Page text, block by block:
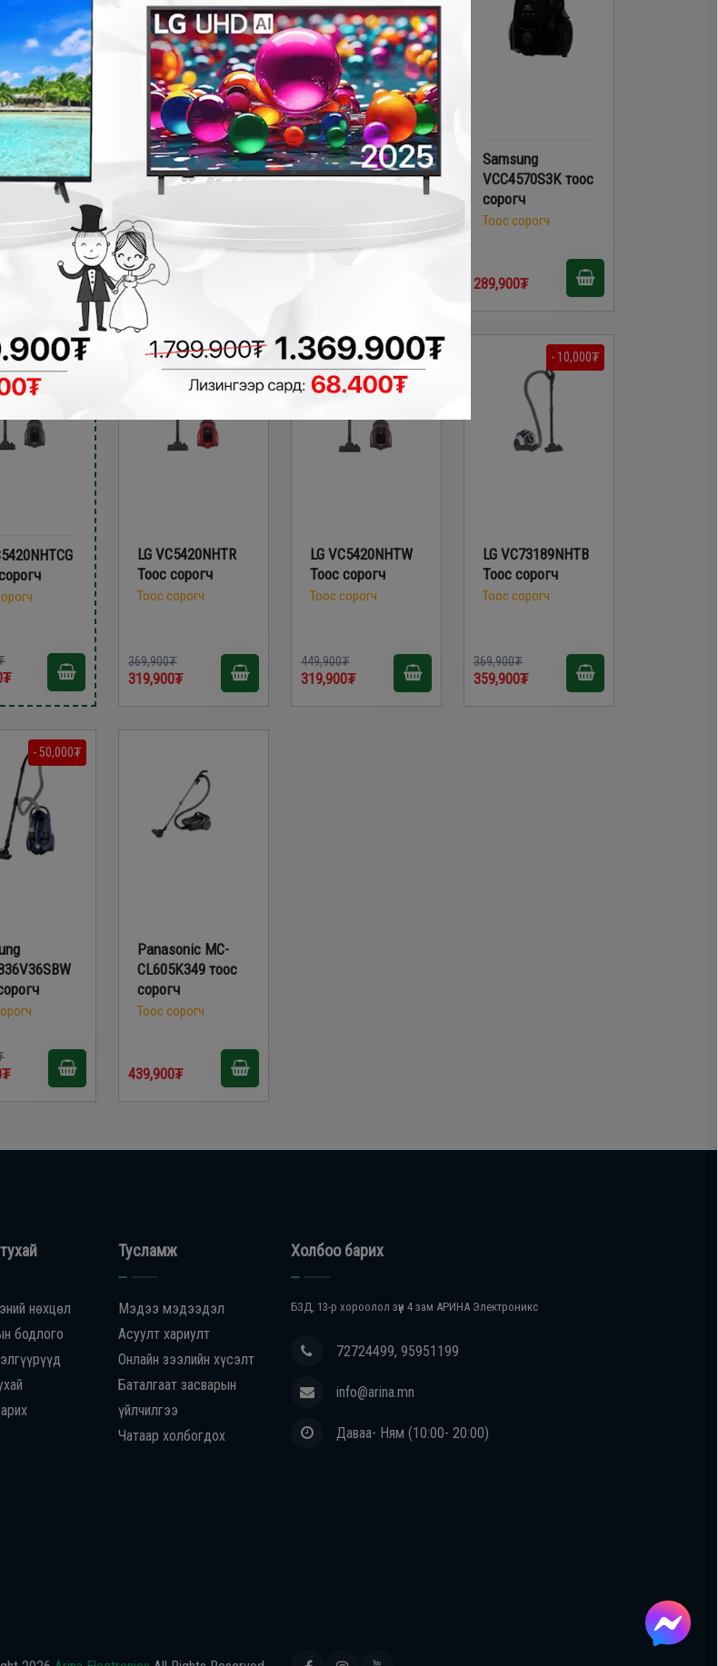
WF4700
нойтон
Midea
VCM40A16L тоос
сорогч
Тоос сорогч
299,900₮
279,900₮
Midea MGE18C
тоос сорогч
Samsung
VCC4570S3K тоос
сорогч
Тоос сорогч
289,900₮
- 84,900₮ - 50,000₮
LG VC5420NHTR
Тоос сорогч
Тоос сорогч
369,900₮
319,900₮
- 130,000₮
LG VC5420NHTW
Тоос сорогч
Тоос сорогч
449,900₮
319,900₮
- 10,000₮
LG VC73189NHTB
Тоос сорогч
Тоос сорогч
369,900₮
359,900₮
- 50,000₮
Panasonic MC-
CL605K349 тоос
сорогч
Тоос сорогч
439,900₮
нөхцөл
бодлого
Тусламж
Мэдээ мэдээдэл
Асуулт хариулт
Онлайн зээлийн хүсэлт
Баталгаат засварын
үйлчилгээ
Чатаар холбогдох
Холбоо барих
БЗД, 13-р хороолол зүүн 4 зам АРИНА Электроникс
72724499, 95951199
info@arina.mn
Даваа- Ням (10:00- 20:00)